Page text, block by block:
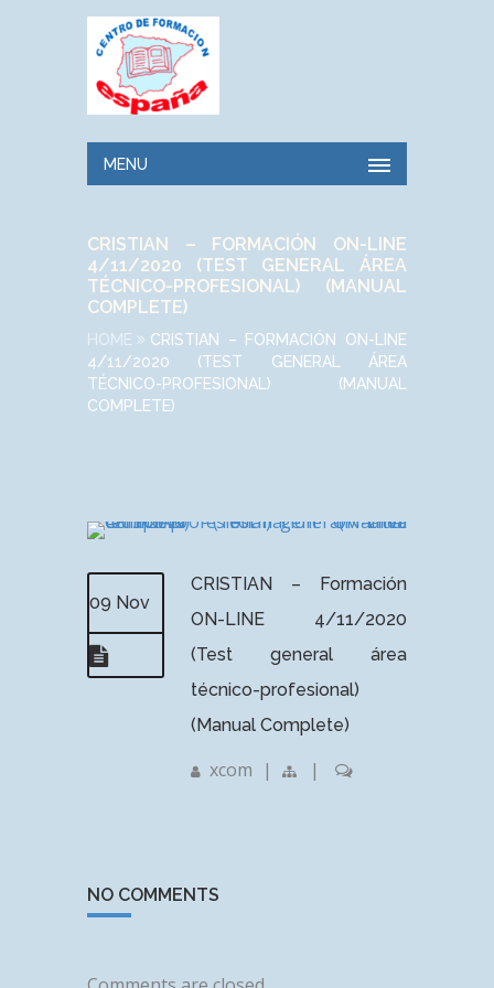
MENU
CRISTIAN – FORMACIÓN ON-LINE
4/11/2020 (TEST GENERAL ÁREA
TÉCNICO-PROFESIONAL) (MANUAL
COMPLETE)
HOME
CRISTIAN – FORMACIÓN ON-LINE
4/11/2020 (TEST GENERAL ÁREA
TÉCNICO-PROFESIONAL) (MANUAL
COMPLETE)
09 Nov
CRISTIAN – Formación
ON-LINE 4/11/2020
(Test general área
técnico-profesional)
(Manual Complete)
xcom | |
NO COMMENTS